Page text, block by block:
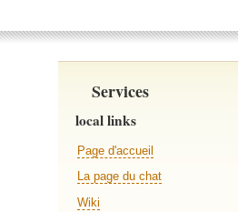
Services
local links
Page d'accueil
La page du chat
Wiki